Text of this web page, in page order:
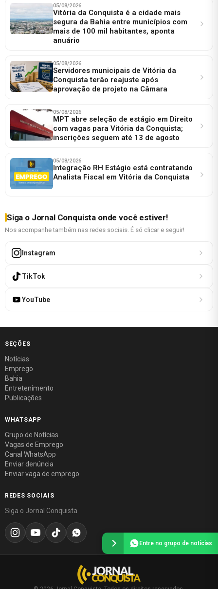
05/08/2026
Vitória da Conquista é a cidade mais
segura da Bahia entre municípios com
mais de 100 mil habitantes, aponta
anuário
05/08/2026
Servidores municipais de Vitória da
Conquista terão reajuste após
aprovação de projeto na Câmara
05/08/2026
MPT abre seleção de estágio em Direito
com vagas para Vitória da Conquista;
inscrições seguem até 13 de agosto
05/08/2026
Integração RH Estágio está contratando
Analista Fiscal em Vitória da Conquista
Siga o Jornal Conquista onde você estiver!
Nos acompanhe também nas redes sociais. É só clicar e seguir!
Instagram
TikTok
YouTube
SEÇÕES
Notícias
Emprego
Bahia
Entretenimento
Publicações
WHATSAPP
Grupo de Notícias
Vagas de Emprego
Canal WhatsApp
Enviar denúncia
Enviar vaga de emprego
REDES SOCIAIS
Siga o Jornal Conquista
Entre no grupo de notícias